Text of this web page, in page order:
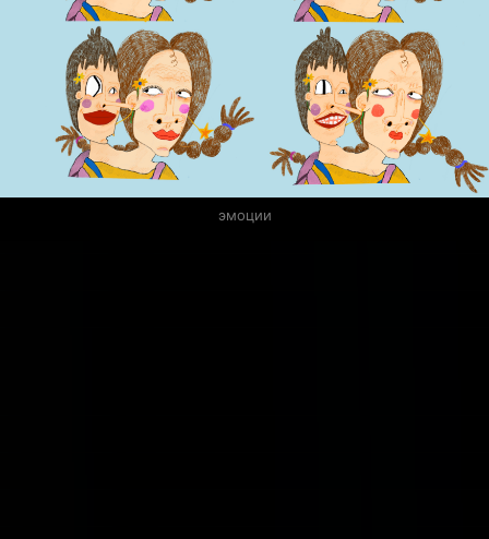
эмоции